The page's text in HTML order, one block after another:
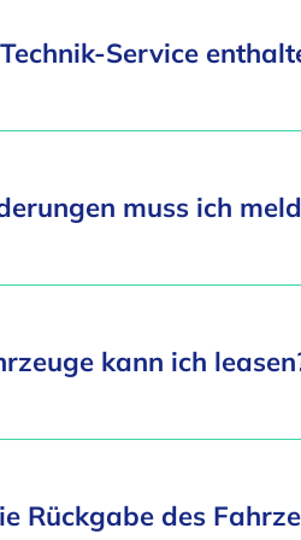
Service
muss ich
kann ich
Rückgabe des